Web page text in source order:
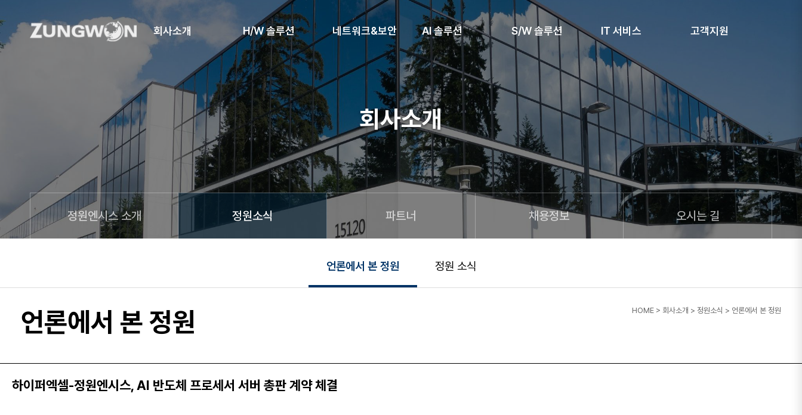
회사소개 H/W 솔루션 네트워크&보안 AI 솔루션 S/W 솔루션 IT 서비스 고객지원
회사소개
정원엔시스 소개 정원소식 파트너 채용정보 오시는 길
언론에서 본 정원 정원 소식
언론에서 본 정원 HOME > 회사소개 > 정원소식 > 언론에서 본 정원
하이퍼엑셀-정원엔시스, AI 반도체 프로세서 서버 총판 계약 체결